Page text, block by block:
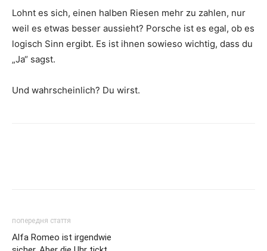
Lohnt es sich, einen halben Riesen mehr zu zahlen, nur
weil es etwas besser aussieht? Porsche ist es egal, ob es
logisch Sinn ergibt. Es ist ihnen sowieso wichtig, dass du
„Ja“ sagst.
Und wahrscheinlich? Du wirst.
попередня стаття
Alfa Romeo ist irgendwie